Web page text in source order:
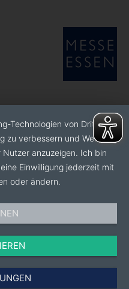
Technologien von Dritten,
zu verbessern und Werbung
anzuzeigen. Ich bin
Einwilligung jederzeit mit
oder ändern.